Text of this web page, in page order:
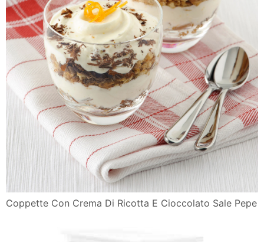
Coppette Con Crema Di Ricotta E Cioccolato Sale Pepe